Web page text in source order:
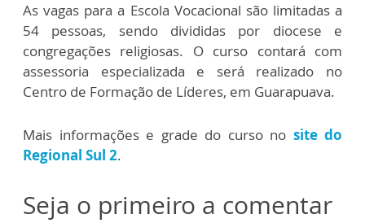
As vagas para a Escola Vocacional são limitadas a
54 pessoas, sendo divididas por diocese e
congregações religiosas. O curso contará com
assessoria especializada e será realizado no
Centro de Formação de Líderes, em Guarapuava.
Mais informações e grade do curso no site do
Regional Sul 2.
Seja o primeiro a comentar